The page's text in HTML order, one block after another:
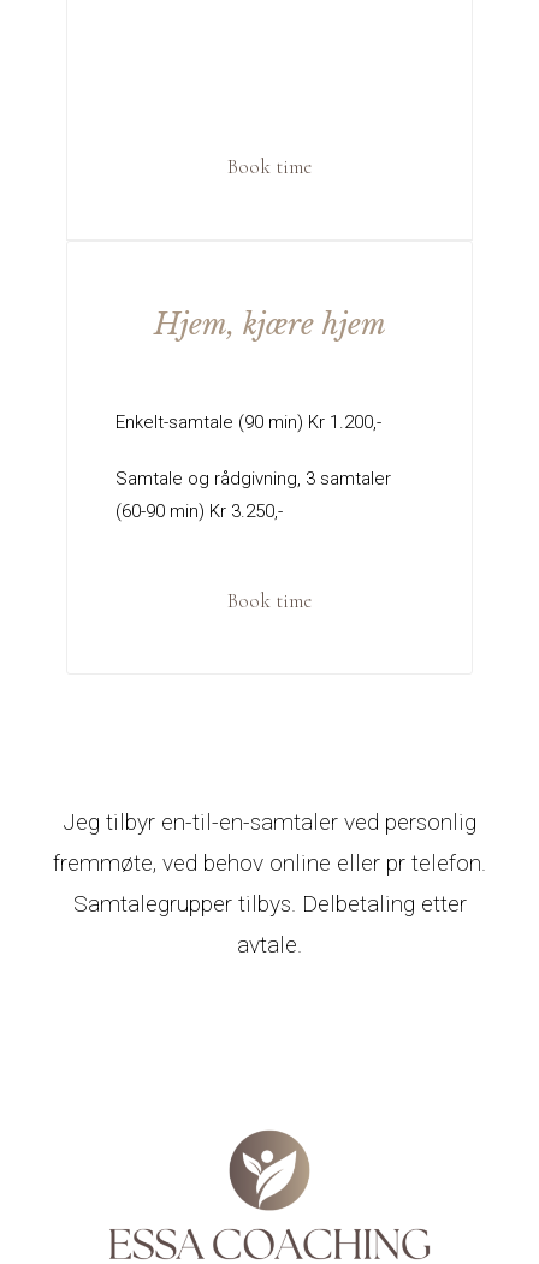
Book time
Hjem, kjære hjem
Enkelt-samtale (90 min) Kr 1.200,-
Samtale og rådgivning, 3 samtaler
(60-90 min) Kr 3.250,-
Book time
Jeg tilbyr en-til-en-samtaler ved personlig
fremmøte, ved behov online eller pr telefon.
Samtalegrupper tilbys. Delbetaling etter
avtale.